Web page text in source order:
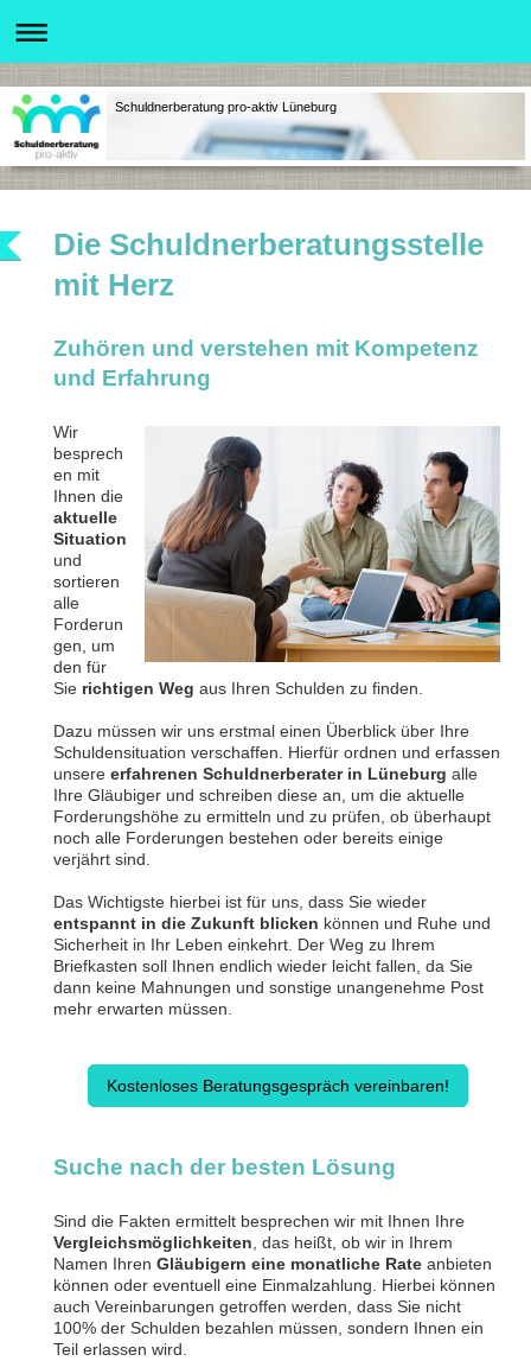
Schuldnerberatung pro-aktiv Lüneburg
Die Schuldnerberatungsstelle
mit Herz
Zuhören und verstehen mit Kompetenz
und Erfahrung
Wir
besprech
en mit
Ihnen die
aktuelle
Situation
und
sortieren
alle
Forderun
gen, um
den für
Sie richtigen Weg aus Ihren Schulden zu finden.
Dazu müssen wir uns erstmal einen Überblick über Ihre
Schuldensituation verschaffen. Hierfür ordnen und erfassen
unsere erfahrenen Schuldnerberater in Lüneburg alle
Ihre Gläubiger und schreiben diese an, um die aktuelle
Forderungshöhe zu ermitteln und zu prüfen, ob überhaupt
noch alle Forderungen bestehen oder bereits einige
verjährt sind.
Das Wichtigste hierbei ist für uns, dass Sie wieder
entspannt in die Zukunft blicken können und Ruhe und
Sicherheit in Ihr Leben einkehrt. Der Weg zu Ihrem
Briefkasten soll Ihnen endlich wieder leicht fallen, da Sie
dann keine Mahnungen und sonstige unangenehme Post
mehr erwarten müssen.
Kostenloses Beratungsgespräch vereinbaren!
Suche nach der besten Lösung
Sind die Fakten ermittelt besprechen wir mit Ihnen Ihre
Vergleichsmöglichkeiten, das heißt, ob wir in Ihrem
Namen Ihren Gläubigern eine monatliche Rate anbieten
können oder eventuell eine Einmalzahlung. Hierbei können
auch Vereinbarungen getroffen werden, dass Sie nicht
100% der Schulden bezahlen müssen, sondern Ihnen ein
Teil erlassen wird.